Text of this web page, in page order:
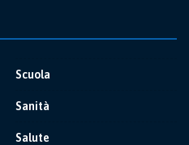
Scuola
Sanità
Salute